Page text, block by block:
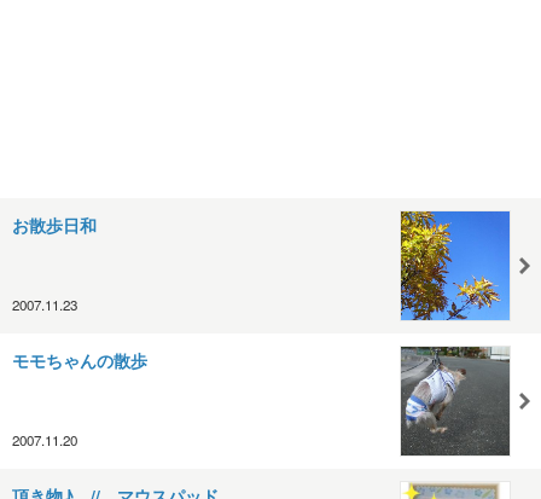
お散歩日和
2007.11.23
モモちゃんの散歩
2007.11.20